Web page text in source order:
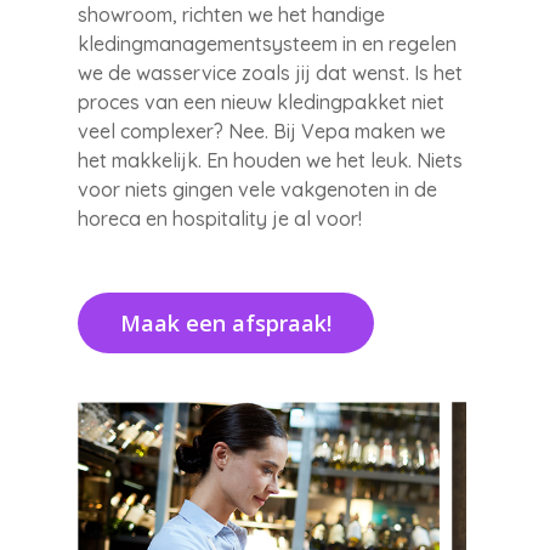
showroom, richten we het handige
kledingmanagementsysteem in en regelen
we de wasservice zoals jij dat wenst. Is het
proces van een nieuw kledingpakket niet
veel complexer? Nee. Bij Vepa maken we
het makkelijk. En houden we het leuk. Niets
voor niets gingen vele vakgenoten in de
horeca en hospitality je al voor!
Maak een afspraak!